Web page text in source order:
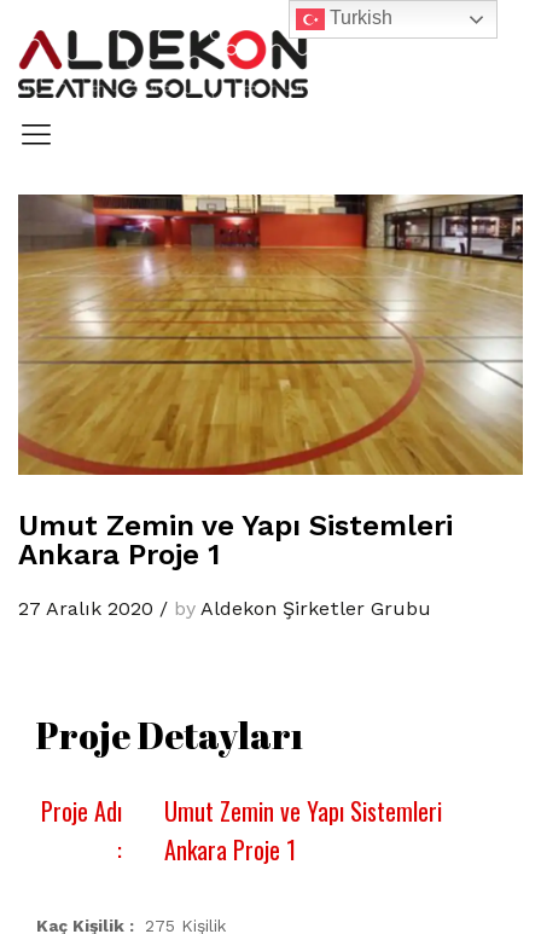
Umut Zemin ve Yapı Sistemleri
Ankara Proje 1
27 Aralık 2020 / by Aldekon Şirketler Grubu
Proje Detayları
Proje Adı
:
Umut Zemin ve Yapı Sistemleri
Ankara Proje 1
Kaç Kişilik : 275 Kişilik
Turkish